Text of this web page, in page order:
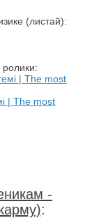
(листай):
| The most
-
: